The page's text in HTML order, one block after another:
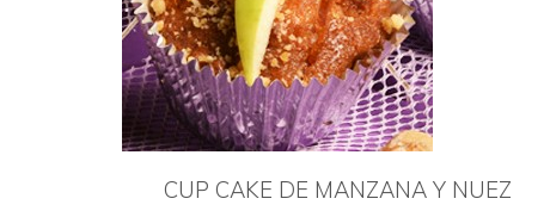
CUP CAKE DE MANZANA Y NUEZ